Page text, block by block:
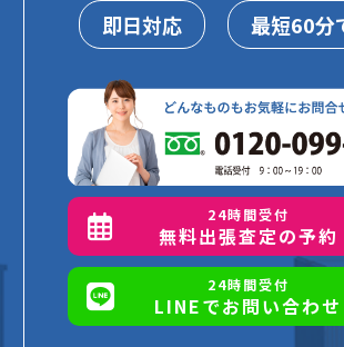
即日対応
最短60分
24時間受付
無料出張査定の予約
24時間受付
LINEでお問い合わせ